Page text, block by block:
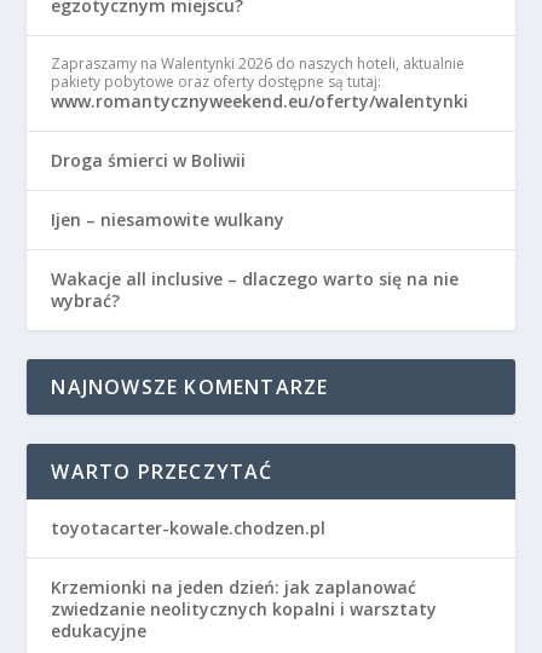
egzotycznym miejscu?
Zapraszamy na Walentynki 2026 do naszych hoteli, aktualnie
pakiety pobytowe oraz oferty dostępne są tutaj:
www.romantycznyweekend.eu/oferty/walentynki
Droga śmierci w Boliwii
Ijen – niesamowite wulkany
Wakacje all inclusive – dlaczego warto się na nie
wybrać?
NAJNOWSZE KOMENTARZE
WARTO PRZECZYTAĆ
toyotacarter-kowale.chodzen.pl
Krzemionki na jeden dzień: jak zaplanować
zwiedzanie neolitycznych kopalni i warsztaty
edukacyjne